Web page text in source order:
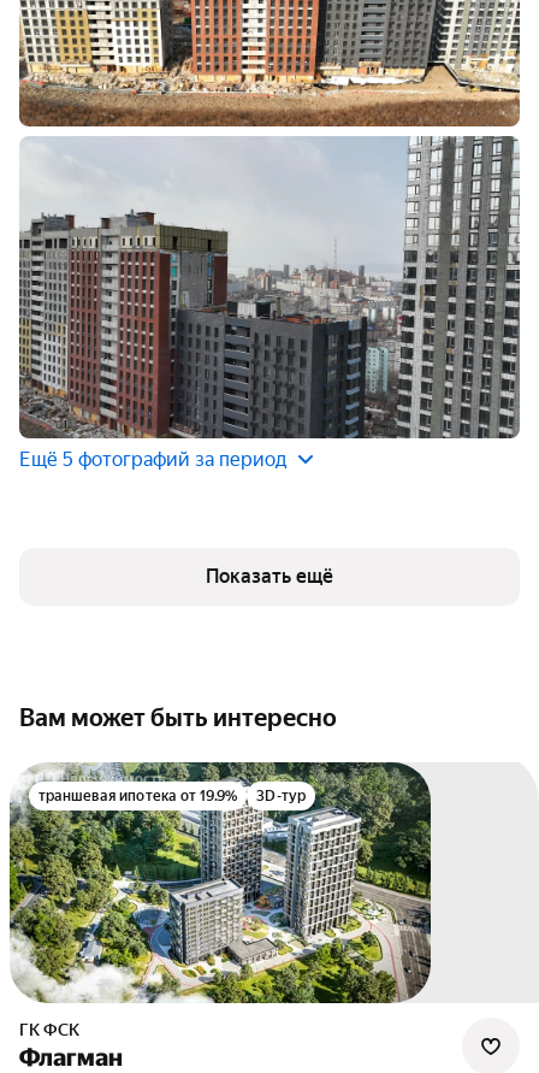
Ещё 5 фотографий за период
Показать ещё
Вам может быть интересно
траншевая ипотека от 19.9% 3D-тур
ГК ФСК
Флагман